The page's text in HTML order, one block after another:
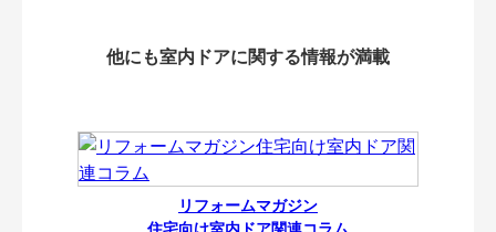
他にも室内ドアに関する情報が満載
リフォームマガジン